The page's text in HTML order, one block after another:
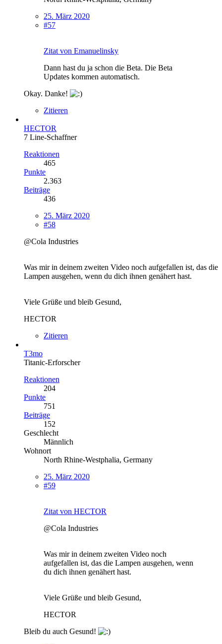
25. März 2020
#57
Zitat von Emanuelinsky
Dann hast du ja schon die Beta. Die Beta
Updates kommen automatisch.
Okay. Danke!
Zitieren
HECTOR
7 Line-Schaffner
Reaktionen
465
Punkte
2.363
Beiträge
436
25. März 2020
#58
@Cola Industries
Was mir in deinem zweiten Video noch aufgefallen ist, das die
Lampen ausgehen, wenn du dich ihnen genähert hast.
Viele Grüße und bleib Gesund,
HECTOR
Zitieren
T3mo
Titanic-Erforscher
Reaktionen
204
Punkte
751
Beiträge
152
Geschlecht
Männlich
Wohnort
North Rhine-Westphalia, Germany
25. März 2020
#59
Zitat von HECTOR
@Cola Industries
Was mir in deinem zweiten Video noch
aufgefallen ist, das die Lampen ausgehen, wenn
du dich ihnen genähert hast.
Viele Grüße und bleib Gesund,
HECTOR
Bleib du auch Gesund!